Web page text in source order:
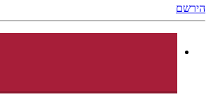
הירשם